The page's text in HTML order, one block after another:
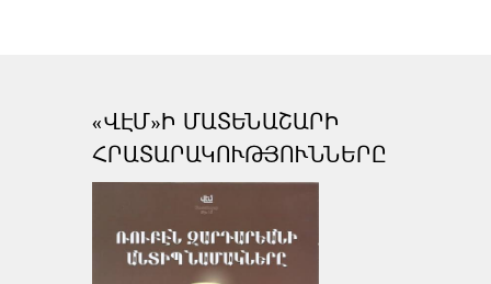
«ՎԷՄ»Ի ՄԱՏԵՆԱՇԱՐԻ
ՀՐԱՏԱՐԱԿՈՒԹՅՈՒՆՆԵՐԸ